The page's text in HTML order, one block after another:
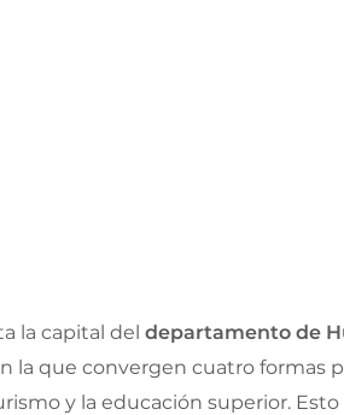
la capital del departamento de
la que convergen cuatro formas
y la educación superior.